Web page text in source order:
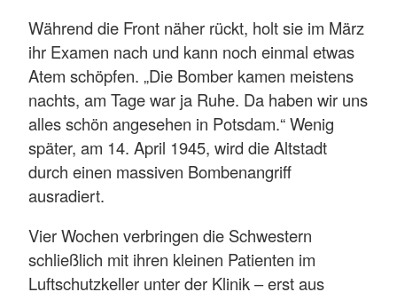
Während die Front näher rückt, holt sie im März
ihr Examen nach und kann noch einmal etwas
Atem schöpfen. „Die Bomber kamen meistens
nachts, am Tage war ja Ruhe. Da haben wir uns
alles schön angesehen in Potsdam.“ Wenig
später, am 14. April 1945, wird die Altstadt
durch einen massiven Bombenangriff
ausradiert.
Vier Wochen verbringen die Schwestern
schließlich mit ihren kleinen Patienten im
Luftschutzkeller unter der Klinik – erst aus